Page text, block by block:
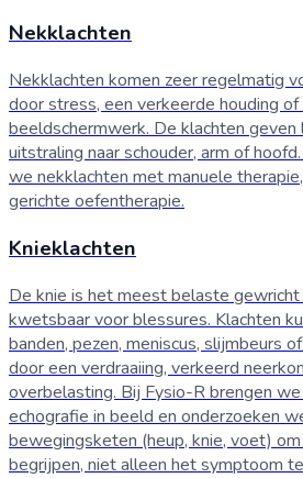
Nekklachten
Nekklachten komen zeer regelmatig
door stress, een verkeerde houding of
beeldschermwerk. De klachten
uitstraling naar schouder, arm of
we nekklachten met manuele
gerichte oefentherapie.
Knieklachten
De knie is het meest belaste gewricht
kwetsbaar voor blessures. Klachten
banden, pezen, meniscus, slijmbeurs
door een verdraaiing, verkeerd
overbelasting. Bij Fysio-R brengen
echografie in beeld en onderzoeken
bewegingsketen (heup, knie, voet)
begrijpen, niet alleen het symptoom